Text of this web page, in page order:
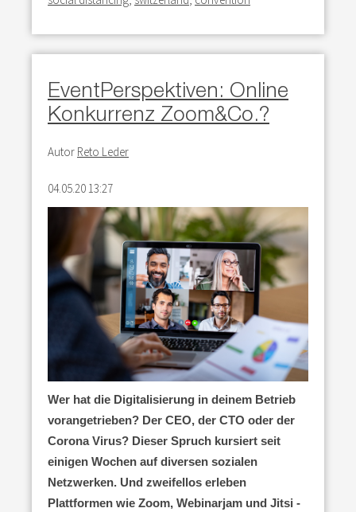
EventPerspektiven: Online
Konkurrenz Zoom&Co.?
Autor Reto Leder
04.05.20 13:27
Wer hat die Digitalisierung in deinem Betrieb
vorangetrieben? Der CEO, der CTO oder der
Corona Virus? Dieser Spruch kursiert seit
einigen Wochen auf diversen sozialen
Netzwerken. Und zweifellos erleben
Plattformen wie Zoom, Webinarjam und Jitsi -